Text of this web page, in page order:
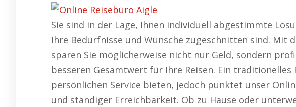
Sie sind in der Lage, Ihnen individuell abgestimmte
Ihre Bedürfnisse und Wünsche zugeschnitten sind. Mit
sparen Sie möglicherweise nicht nur Geld, sondern
besseren Gesamtwert für Ihre Reisen. Ein traditionelles
persönlichen Service bieten, jedoch punktet unser
und ständiger Erreichbarkeit. Ob zu Hause oder